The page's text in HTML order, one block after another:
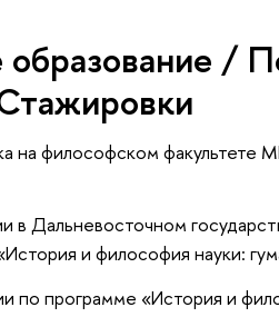
образование /
на философском факультете
в Дальневосточном
и философия науки:
по программе «История и